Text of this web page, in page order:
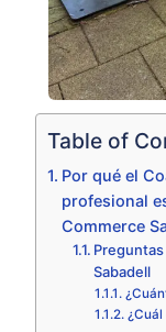
Table of
Por qué el
profesional
Commerce
Sabadell
¿Cuál